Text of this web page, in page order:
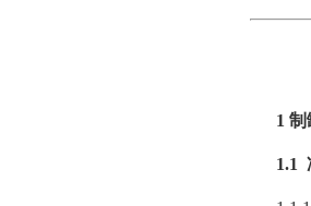
1
1.1